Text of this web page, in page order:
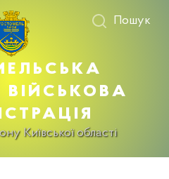
Київської області
Пошук